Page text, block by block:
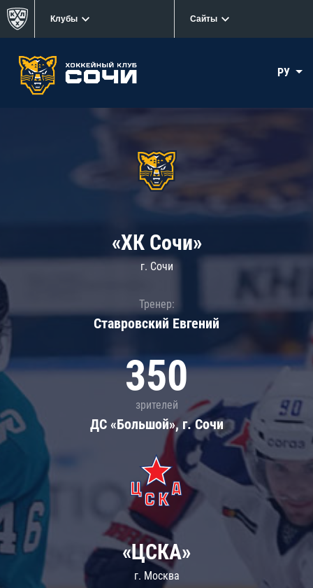
Клубы Сайты
РУ
«ХК Сочи»
г. Сочи
Тренер:
Ставровский Евгений
350
зрителей
ДС «Большой», г. Сочи
«ЦСКА»
г. Москва